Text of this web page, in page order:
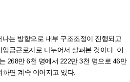
는 방향으로 내부 구조조정이 진행되고
금근로자로 나누어서 살펴본 것이다. 이
268만 6천 명에서 222만 3천 명으로 46만
면 계속 이어지고 있다.